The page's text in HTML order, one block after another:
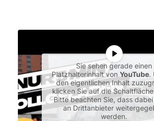
Sie sehen gerade einen
Platzhalterinhalt vonYouTube.
den eigentlichen Inhalt
klicken Sie auf die
Bitte beachten Sie, dass
an Drittanbieter
werden.